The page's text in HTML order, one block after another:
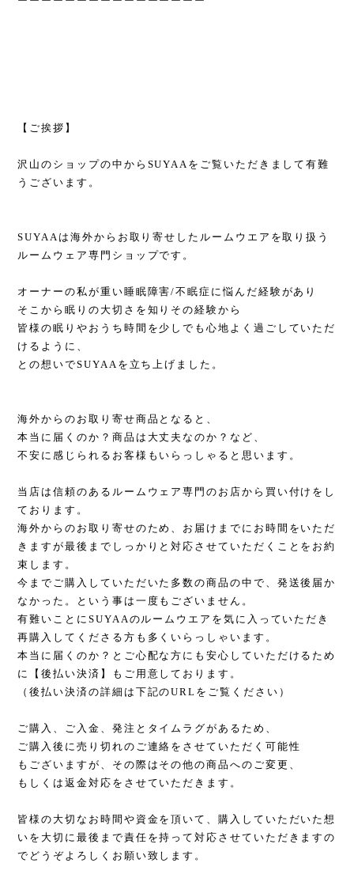
【ご挨拶】
沢山のショップの中からSUYAAをご覧いただきまして有難
うございます。
SUYAAは海外からお取り寄せしたルームウエアを取り扱う
ルームウェア専門ショップです。
オーナーの私が重い睡眠障害/不眠症に悩んだ経験があり
そこから眠りの大切さを知りその経験から
皆様の眠りやおうち時間を少しでも心地よく過ごしていただ
けるように、
との想いでSUYAAを立ち上げました。
海外からのお取り寄せ商品となると、
本当に届くのか？商品は大丈夫なのか？など、
不安に感じられるお客様もいらっしゃると思います。
当店は信頼のあるルームウェア専門のお店から買い付けをし
ております。
海外からのお取り寄せのため、お届けまでにお時間をいただ
きますが最後までしっかりと対応させていただくことをお約
束します。
今までご購入していただいた多数の商品の中で、発送後届か
なかった。という事は一度もございません。
有難いことにSUYAAのルームウエアを気に入っていただき
再購入してくださる方も多くいらっしゃいます。
本当に届くのか？とご心配な方にも安心していただけるため
に【後払い決済】もご用意しております。
（後払い決済の詳細は下記のURLをご覧ください）
ご購入、ご入金、発注とタイムラグがあるため、
ご購入後に売り切れのご連絡をさせていただく可能性
もございますが、その際はその他の商品へのご変更、
もしくは返金対応をさせていただきます。
皆様の大切なお時間や資金を頂いて、購入していただいた想
いを大切に最後まで責任を持って対応させていただきますの
でどうぞよろしくお願い致します。